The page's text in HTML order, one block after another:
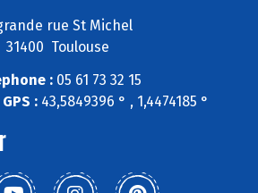
rue St Michel
31400 Toulouse
: 05 61 73 32 15
:43,5849396 ° , 1,4474185 °